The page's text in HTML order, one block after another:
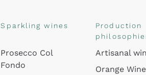
Sparkling wines
Prosecco Col
Fondo
Production
Artisanal
Orange Wine